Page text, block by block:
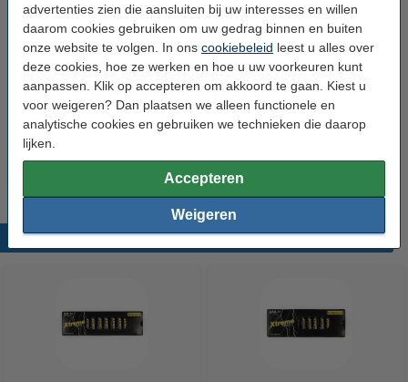
advertenties zien die aansluiten bij uw interesses en willen
daarom cookies gebruiken om uw gedrag binnen en buiten
onze website te volgen. In ons cookiebeleid leest u alles over
deze cookies, hoe ze werken en hoe u uw voorkeuren kunt
aanpassen. Klik op accepteren om akkoord te gaan. Kiest u
voor weigeren? Dan plaatsen we alleen functionele en
analytische cookies en gebruiken we technieken die daarop
lijken.
Accepteren
Weigeren
Dit product vervangt partnummers:
A27
A27BP
ALK27A
CA22
EL-812
EL812
G27A
K27A
L828
MN27
MS27
SNN4176A
V27GA
Populaire producten